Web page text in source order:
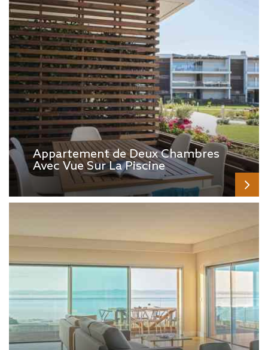
Appartement de Deux Chambres
Avec Vue Sur La Piscine